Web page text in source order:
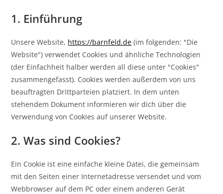
1. Einführung
Unsere Website, https://barnfeld.de (im folgenden: "Die
Website") verwendet Cookies und ähnliche Technologien
(der Einfachheit halber werden all diese unter "Cookies"
zusammengefasst). Cookies werden außerdem von uns
beauftragten Drittparteien platziert. In dem unten
stehendem Dokument informieren wir dich über die
Verwendung von Cookies auf unserer Website.
2. Was sind Cookies?
Ein Cookie ist eine einfache kleine Datei, die gemeinsam
mit den Seiten einer Internetadresse versendet und vom
Webbrowser auf dem PC oder einem anderen Gerät